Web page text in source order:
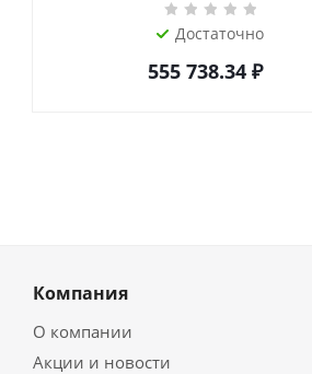
Достаточно
555 738.34₽
Компания
О компании
Акции и новости